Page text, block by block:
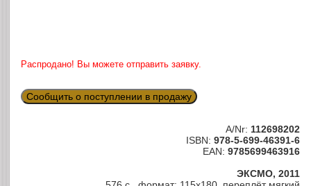
Распродано! Вы можете отправить заявку.
Сообщить о поступлении в продажу
A/Nr: 112698202
ISBN: 978-5-699-46391-6
EAN: 9785699463916
ЭКСМО, 2011